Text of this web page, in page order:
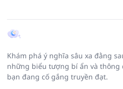
Khám phá ý nghĩa sâu xa đằng
những biểu tượng bí ẩn và
bạn đang cố gắng truyền đạt.